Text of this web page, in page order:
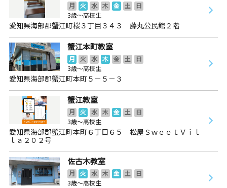
月 火 水 木 金 土
日
3歳～高校生
愛知県海部郡蟹江町桜３丁目３４３ 藤丸公民館２階
蟹江本町教室
月 火 水 木 金 土
日
3歳～高校生
愛知県海部郡蟹江町本町５－５－３
蟹江教室
月 火 水 木 金 土
日
3歳～高校生
愛知県海部郡蟹江町本町６丁目６５ 松屋ＳｗｅｅｔＶｉｌ
ｌａ２０２号
佐古木教室
月 火 水 木 金 土
日
3歳～高校生